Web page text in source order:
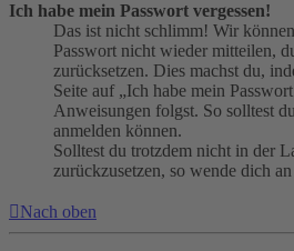
Ich habe mein Passwort vergessen!
Das ist nicht schlimm! Wir
Passwort nicht wieder mitteilen,
zurücksetzen. Dies machst du,
Seite auf „Ich habe mein
Anweisungen folgst. So solltest
anmelden können.
Solltest du trotzdem nicht in der
zurückzusetzen, so wende dich
Nach oben